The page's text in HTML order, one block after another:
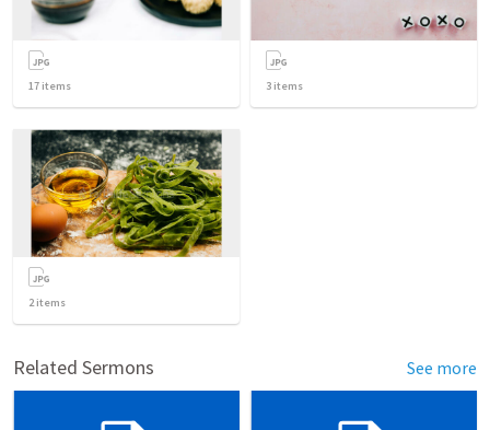
17 items 3 items
2items
Related Sermons See more